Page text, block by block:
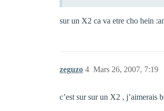
sur un X2 ca va etre cho hein
zeguzo Mars 26, 2007, 7:19
4
c’est sur sur un X2 , j’aimerais